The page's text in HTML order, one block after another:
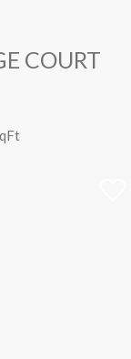
COURT